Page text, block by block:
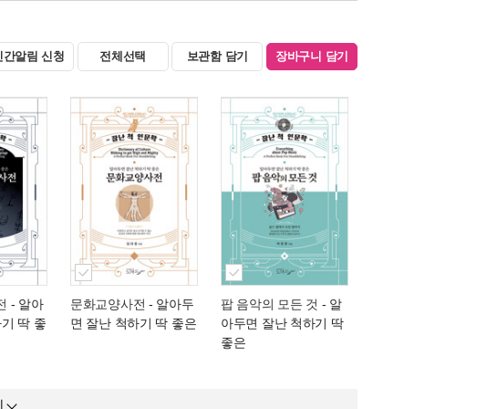
간알림 신청 전체선택 보관함 담기 장바구니 담기
- 알아
딱 좋
문화교양사전 - 알아두
면 잘난 척하기 딱 좋은
팝 음악의 모든 것 - 알
아두면 잘난 척하기 딱
좋은